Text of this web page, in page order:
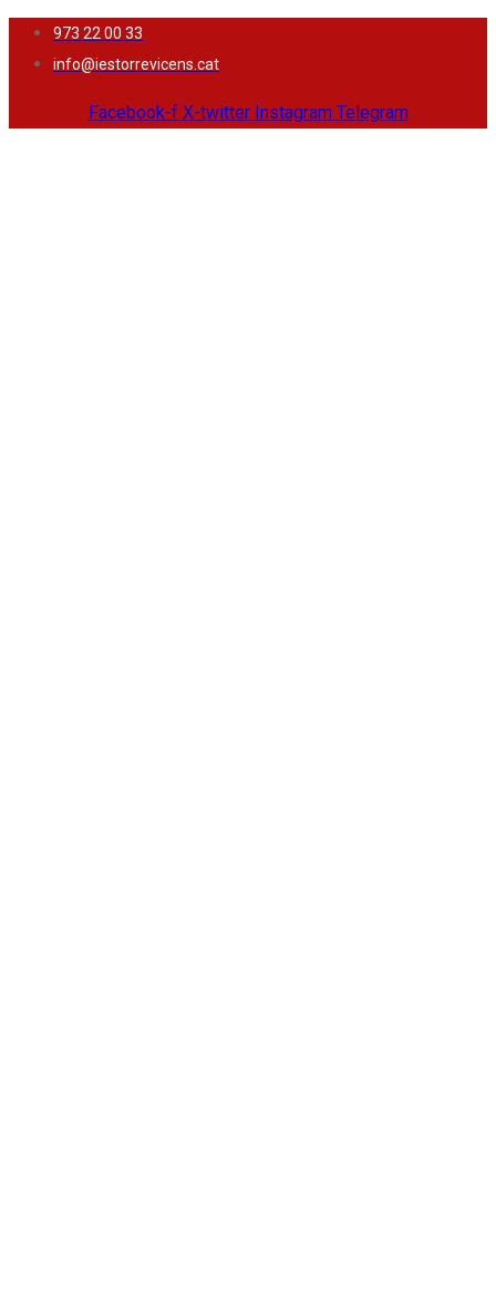
Vés
973 22 00 33
info@iestorrevicens.cat
Facebook-f X-twitter Instagram Telegram